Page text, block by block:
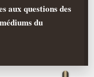
aux questions des
du